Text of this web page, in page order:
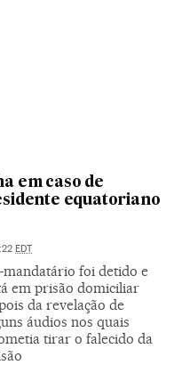
em caso de
equatoriano
EDT
mandatário foi detido e
em prisão domiciliar
da revelação de
áudios nos quais
tirar o falecido da